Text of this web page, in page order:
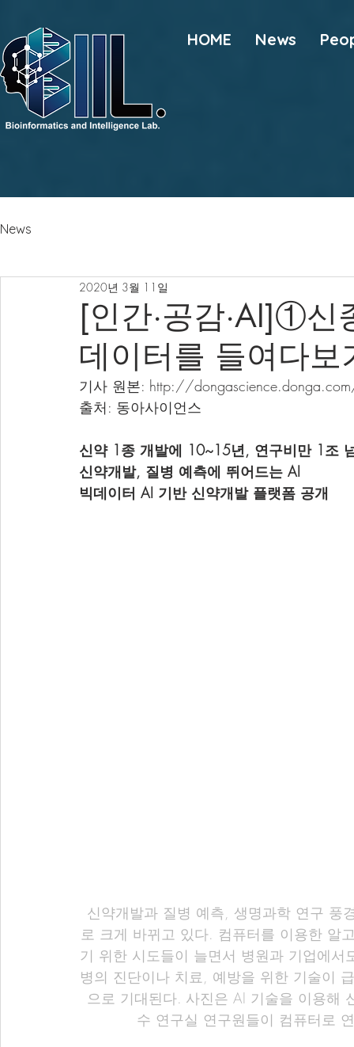
HOME News
News
[인간·공감·AI]①
데이터를 들여다보
2020년 3월 11일
기사 원본: http://
출처: 동아사이언스
신약 1종 개발에 10~15년, 연구비만 1조
신약개발, 질병 예측에 뛰어드는 AI
빅데이터 AI 기반 신약개발 플랫폼 공개
신약개발과 질병 예측, 생명과학 연구 풍
로 크게 바뀌고 있다. 컴퓨터를 이용한 알
기 위한 시도들이 늘면서 병원과 기업에
병의 진단이나 치료, 예방을 위한 기술이
으로 기대된다. 사진은 AI 기술을 이용해
수 연구실 연구원들이 컴퓨터로